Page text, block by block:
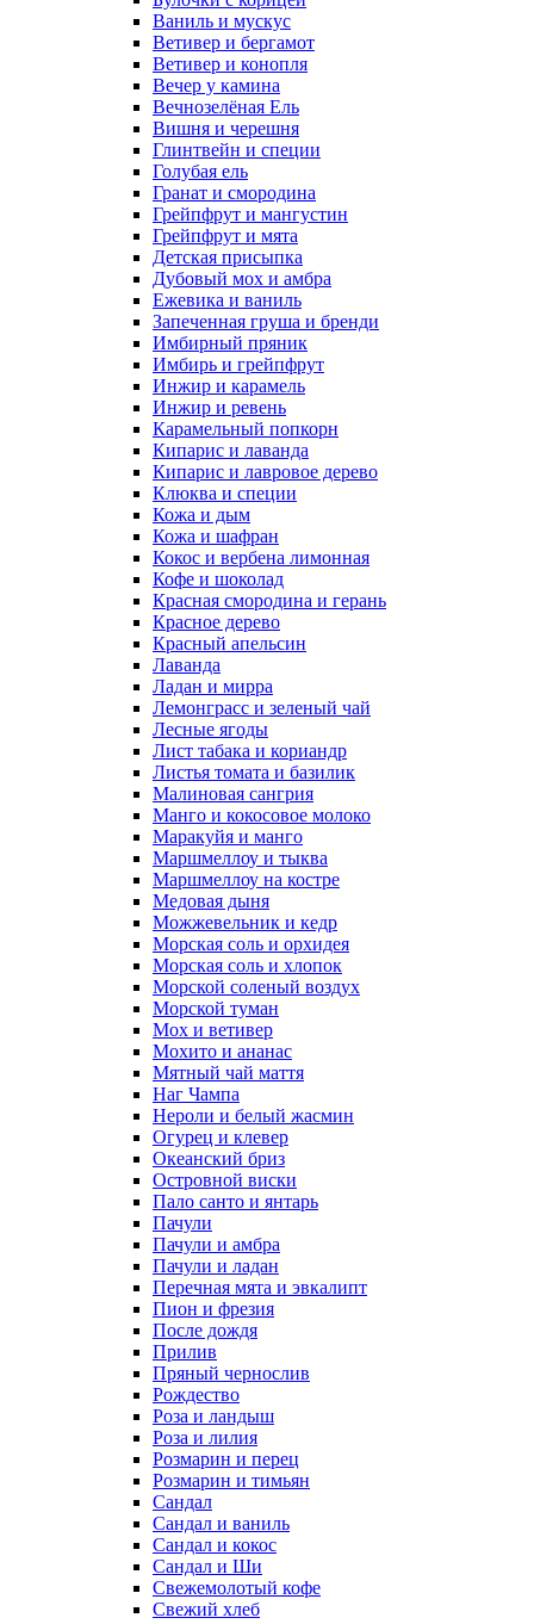
Ваниль и мускус
Ветивер и бергамот
Ветивер и конопля
Вечер у камина
Вечнозелёная Ель
Вишня и черешня
Глинтвейн и специи
Голубая ель
Гранат и смородина
Грейпфрут и мангустин
Грейпфрут и мята
Детская присыпка
Дубовый мох и амбра
Ежевика и ваниль
Запеченная груша и бренди
Имбирный пряник
Имбирь и грейпфрут
Инжир и карамель
Инжир и ревень
Карамельный попкорн
Кипарис и лаванда
Кипарис и лавровое дерево
Клюква и специи
Кожа и дым
Кожа и шафран
Кокос и вербена лимонная
Кофе и шоколад
Красная смородина и герань
Красное дерево
Красный апельсин
Лаванда
Ладан и мирра
Лемонграсс и зеленый чай
Лесные ягоды
Лист табака и кориандр
Листья томата и базилик
Малиновая сангрия
Манго и кокосовое молоко
Маракуйя и манго
Маршмеллоу и тыква
Маршмеллоу на костре
Медовая дыня
Можжевельник и кедр
Морская соль и орхидея
Морская соль и хлопок
Морской соленый воздух
Морской туман
Мох и ветивер
Мохито и ананас
Мятный чай маття
Наг Чампа
Нероли и белый жасмин
Огурец и клевер
Океанский бриз
Островной виски
Пало санто и янтарь
Пачули
Пачули и амбра
Пачули и ладан
Перечная мята и эвкалипт
Пион и фрезия
После дождя
Прилив
Пряный чернослив
Рождество
Роза и ландыш
Роза и лилия
Розмарин и перец
Розмарин и тимьян
Сандал
Сандал и ваниль
Сандал и кокос
Сандал и Ши
Свежемолотый кофе
Свежий хлеб